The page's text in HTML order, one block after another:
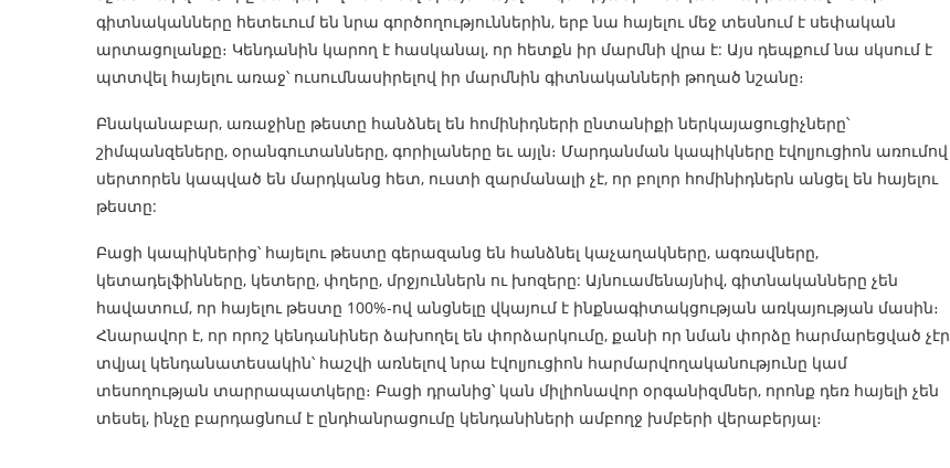
գիտնականները հետեւում են նրա գործողություններին, երբ նա հայելու մեջ տեսնում է սեփական
արտացոլանքը։ Կենդանին կարող է հասկանալ, որ հետքն իր մարմնի վրա է: Այս դեպքում նա սկսում է
պտտվել հայելու առաջ՝ ուսումնասիրելով իր մարմնին գիտնականների թողած նշանը։
Բնականաբար, առաջինը թեստը հանձնել են հոմինիդների ընտանիքի ներկայացուցիչները՝
շիմպանզեները, օրանգուտանները, գորիլաները եւ այլն։ Մարդանման կապիկները էվոլյուցիոն առումով
սերտորեն կապված են մարդկանց հետ, ուստի զարմանալի չէ, որ բոլոր հոմինիդներն անցել են հայելու
թեստը:
Բացի կապիկներից՝ հայելու թեստը գերազանց են հանձնել կաչաղակները, ագռավները,
կետադելֆինները, կետերը, փղերը, մրջյուններն ու խոզերը: Այնուամենայնիվ, գիտնականները չեն
հավատում, որ հայելու թեստը 100%-ով անցնելը վկայում է ինքնագիտակցության առկայության մասին։
Հնարավոր է, որ որոշ կենդանիներ ձախողել են փորձարկումը, քանի որ նման փորձը հարմարեցված չէր
տվյալ կենդանատեսակին՝ հաշվի առնելով նրա էվոլյուցիոն հարմարվողականությունը կամ
տեսողության տարրապատկերը։ Բացի դրանից՝ կան միլիոնավոր օրգանիզմներ, որոնք դեռ հայելի չեն
տեսել, ինչը բարդացնում է ընդհանրացումը կենդանիների ամբողջ խմբերի վերաբերյալ։